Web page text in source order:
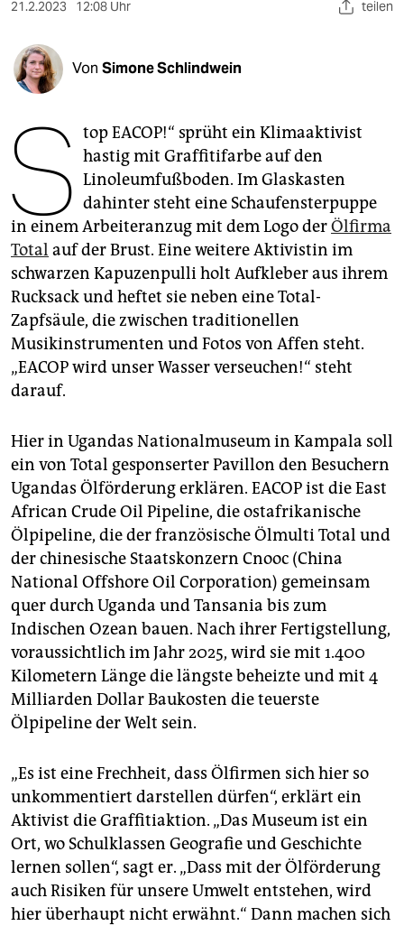
unterstützen
abo
genossenschaft
epaper login
21.2.2023 12:08 Uhr teilen
Von Simone Schlindwein
S top EACOP!“ sprüht ein Klimaaktivist
hastig mit Graffitifarbe auf den
Linoleumfußboden. Im Glaskasten
dahinter steht eine Schaufensterpuppe
in einem Arbeiteranzug mit dem Logo derÖlfirma
Total auf der Brust. Eine weitere Aktivistin im
schwarzen Kapuzenpulli holt Aufkleber aus ihrem
Rucksack und heftet sie neben eine Total-
Zapfsäule, die zwischen traditionellen
Musikinstrumenten und Fotos von Affen steht.
„EACOP wird unser Wasser verseuchen!“ steht
darauf.
Hier in Ugandas Nationalmuseum in Kampala soll
ein von Total gesponserter Pavillon den Besuchern
Ugandas Ölförderung erklären. EACOP ist die East
African Crude Oil Pipeline, die ostafrikanische
Ölpipeline, die der französische Ölmulti Total und
der chinesische Staatskonzern Cnooc (China
National Offshore Oil Corporation) gemeinsam
quer durch Uganda und Tansania bis zum
Indischen Ozean bauen. Nach ihrer Fertigstellung,
voraussichtlich im Jahr 2025, wird sie mit 1.400
Kilometern Länge die längste beheizte und mit 4
Milliarden Dollar Baukosten die teuerste
Ölpipeline der Welt sein.
„Es ist eine Frechheit, dass Ölfirmen sich hier so
unkommentiert darstellen dürfen“, erklärt ein
Aktivist die Graffitiaktion. „Das Museum ist ein
Ort, wo Schulklassen Geografie und Geschichte
lernen sollen“, sagt er. „Dass mit der Ölförderung
auch Risiken für unsere Umwelt entstehen, wird
hier überhaupt nicht erwähnt.“ Dann machen sich